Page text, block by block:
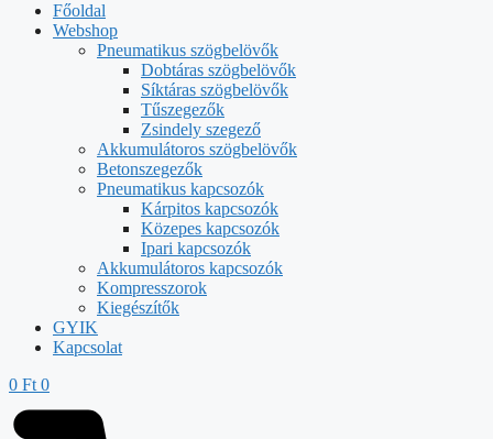
Főoldal
Webshop
Pneumatikus szögbelövők
Dobtáras szögbelövők
Síktáras szögbelövők
Tűszegezők
Zsindely szegező
Akkumulátoros szögbelövők
Betonszegezők
Pneumatikus kapcsozók
Kárpitos kapcsozók
Közepes kapcsozók
Ipari kapcsozók
Akkumulátoros kapcsozók
Kompresszorok
Kiegészítők
GYIK
Kapcsolat
0 Ft 0